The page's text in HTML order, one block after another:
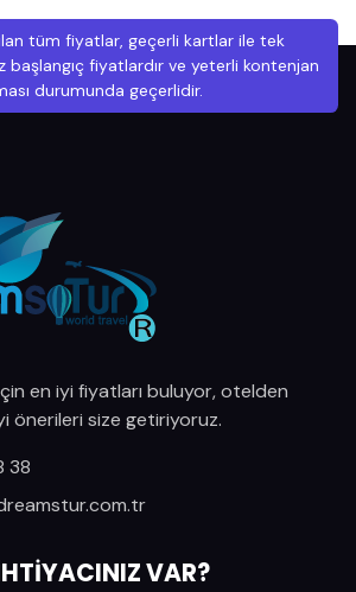
2027
2027
2027
tüm fiyatlar, geçerli kartlar ile tek
başlangıç fiyatlardır ve yeterli kontenjan
durumunda geçerlidir.
en iyi fiyatları buluyor, otelden
önerileri size getiriyoruz.
38
VAR?